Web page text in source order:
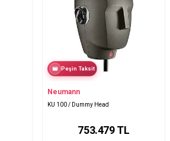
Peşin Taksit
Neumann
KU 100 / Dummy Head
753.479TL